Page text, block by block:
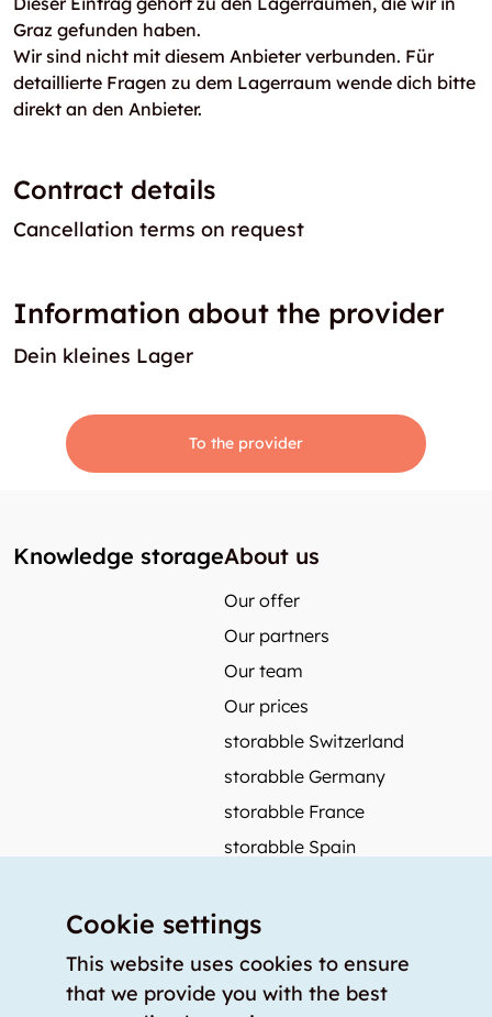
Graz gefunden haben.
Wir sind nicht mit diesem Anbieter verbunden. Für
detaillierte Fragen zu dem Lagerraum wende dich bitte
direkt an den Anbieter.
Contract details
Cancellation terms on request
Information about the provider
Dein kleines Lager
To the provider
Knowledge storageAbout us
Our offer
Our partners
Our team
Our prices
storabble Switzerland
storabble Germany
storabble France
storabble Spain
Press coverage
How to calculate the size of a storage room?
Cookie settings
This website uses cookies to ensure
that we provide you with the best